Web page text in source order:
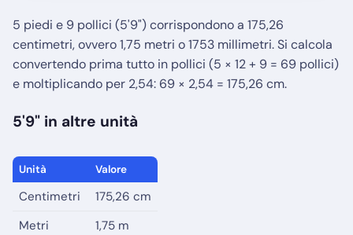
5 piedi e 9 pollici (5'9") corrispondono a 175,26
centimetri, ovvero 1,75 metri o 1753 millimetri. Si calcola
convertendo prima tutto in pollici (5 × 12 + 9 = 69 pollici)
e moltiplicando per 2,54: 69 × 2,54 = 175,26 cm.
5'9" in altre unità
Unità Valore
Centimetri
175,26 cm
Metri
1,75 m